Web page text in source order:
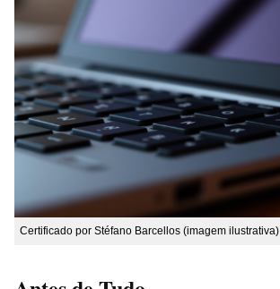
Certificado por Stéfano Barcellos (imagem ilustrativa)